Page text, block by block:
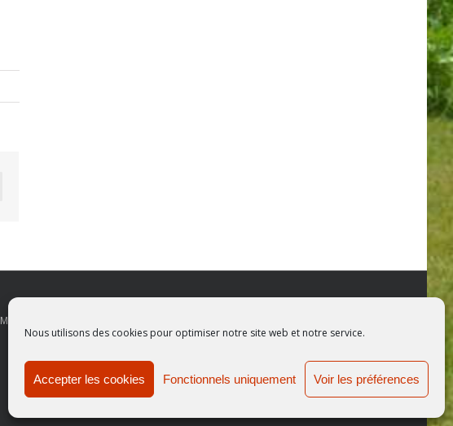
Nous utilisons des cookies pour optimiser notre site web et notre service.
Accepter les cookies Fonctionnels uniquement Voir les préférences
Mon entreprise sur le Net